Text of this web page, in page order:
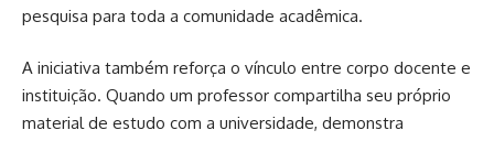
pesquisa para toda a comunidade acadêmica.
A iniciativa também reforça o vínculo entre corpo docente e
instituição. Quando um professor compartilha seu próprio
material de estudo com a universidade, demonstra